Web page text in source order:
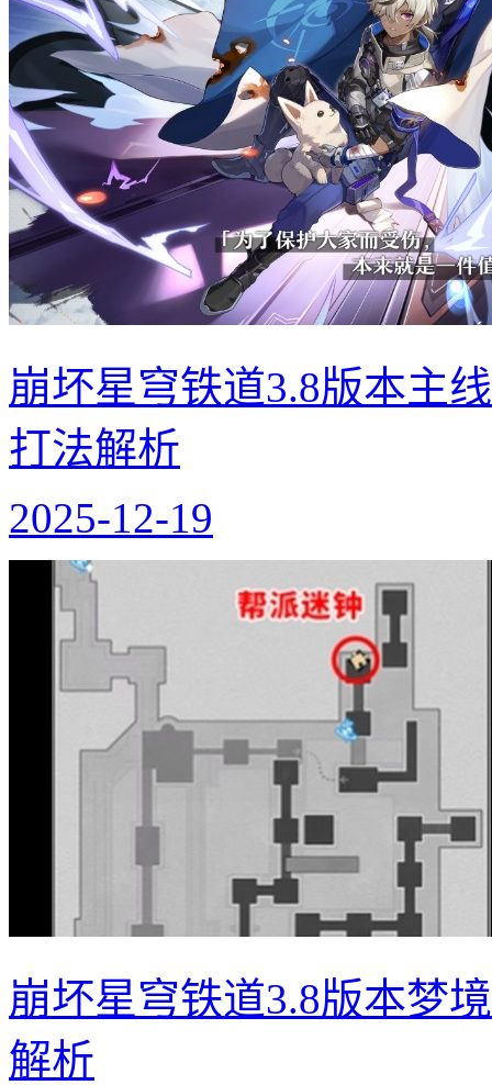
崩坏星穹铁道3.8版本主
打法解析
2025-12-19
崩坏星穹铁道3.8版本梦
解析